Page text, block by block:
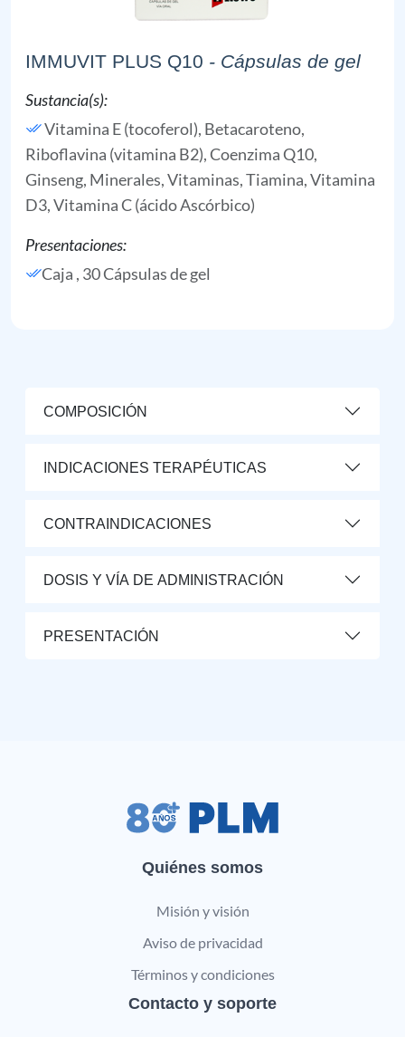
IMMUVIT PLUS Q10 - Cápsulas de gel
Sustancia(s):
Vitamina E (tocoferol), Betacaroteno,
Riboflavina (vitamina B2),Coenzima Q10,
Ginseng, Minerales,Vitaminas,Tiamina,Vitamina
D3,Vitamina C (ácido Ascórbico)
Presentaciones:
Caja , 30 Cápsulas de gel
COMPOSICIÓN
INDICACIONES TERAPÉUTICAS
CONTRAINDICACIONES
DOSIS Y VÍA DE ADMINISTRACIÓN
PRESENTACIÓN
Quiénes somos
Misión y visión
Aviso de privacidad
Términos y condiciones
Contacto y soporte